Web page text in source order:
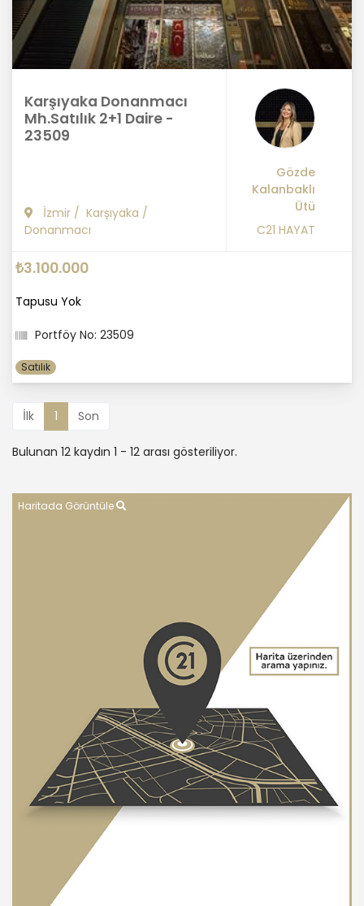
Karşıyaka Donanmacı
Mh.Satılık 2+1 Daire -
23509
İzmir / Karşıyaka /
Donanmacı
Gözde
Kalanbaklı
Ütü
C21 HAYAT
₺3.100.000
Tapusu Yok
Portföy No: 23509
Satılık
İlk 1 Son
Bulunan 12 kaydın 1 - 12 arası gösteriliyor.
Haritada Görüntüle